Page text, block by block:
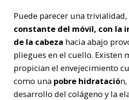
Puede parecer una
constante del móvil, con la
de la cabeza hacia abajo
pliegues en el cuello. Existen
propician el envejecimiento
como una pobre hidratació
desarrollo del colágeno y la